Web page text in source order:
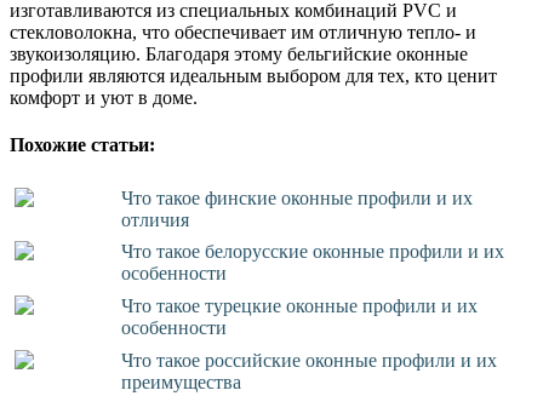
изготавливаются из специальных комбинаций PVC и
стекловолокна, что обеспечивает им отличную тепло- и
звукоизоляцию. Благодаря этому бельгийские оконные
профили являются идеальным выбором для тех, кто ценит
комфорт и уют в доме.
Похожие статьи:
Что такое финские оконные профили и их
отличия
Что такое белорусские оконные профили и их
особенности
Что такое турецкие оконные профили и их
особенности
Что такое российские оконные профили и их
преимущества